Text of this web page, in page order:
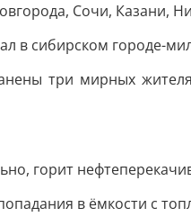
Сочи, Казани,
в сибирском городе-
три мирных
горит
в ёмкости с